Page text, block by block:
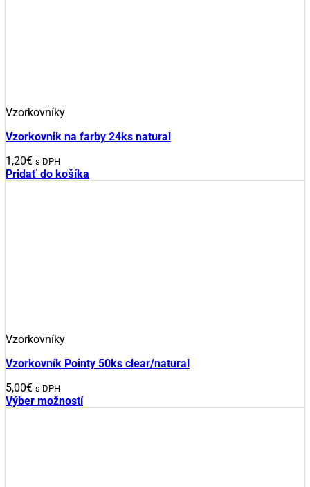
Vzorkovníky
Vzorkovnik na farby 24ks natural
1,20€ s DPH
Pridať do košíka
Vzorkovníky
Vzorkovník Pointy 50ks clear/natural
5,00€ s DPH
Výber možností